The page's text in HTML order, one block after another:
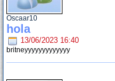
Oscaar10
hola
13/06/2023 16:40
britneyyyyyyyyyyyyy